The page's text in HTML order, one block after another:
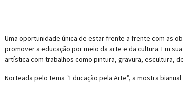
Uma oportunidade única de estar frente a frente com as
promover a educação por meio da arte e da cultura. Em
artística com trabalhos como pintura, gravura, escultura,
Norteada pelo tema “Educação pela Arte”, a mostra